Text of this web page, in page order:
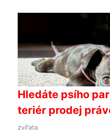
Hledáte psího
teriér prodej
zvířata